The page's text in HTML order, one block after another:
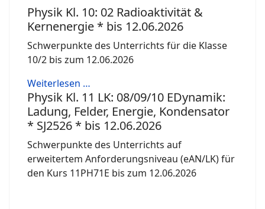
Physik Kl. 10: 02 Radioaktivität &
Kernenergie * bis 12.06.2026
Schwerpunkte des Unterrichts für die Klasse
10/2 bis zum 12.06.2026
Weiterlesen …
Physik Kl. 11 LK: 08/09/10 EDynamik:
Ladung, Felder, Energie, Kondensator
* SJ2526 * bis 12.06.2026
Schwerpunkte des Unterrichts auf
erweitertem Anforderungsniveau (eAN/LK) für
den Kurs 11PH71E bis zum 12.06.2026